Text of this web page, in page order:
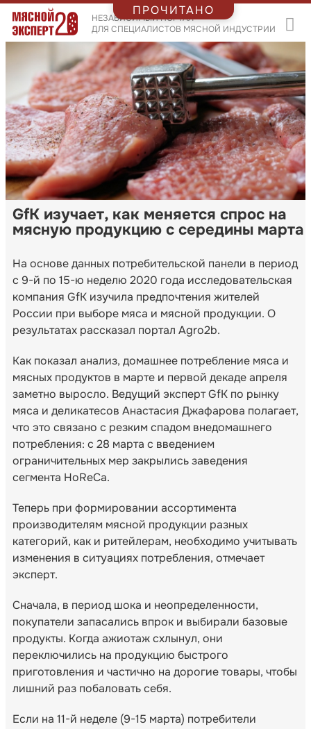
НЕЗАВИСИМЫЙ ПОРТАЛ
ДЛЯ СПЕЦИАЛИСТОВ МЯСНОЙ ИНДУСТРИИ
GfK изучает, как меняется спрос на
мясную продукцию с середины марта
На основе данных потребительской панели в период
с 9-й по 15-ю неделю 2020 года исследовательская
компания GfK изучила предпочтения жителей
России при выборе мяса и мясной продукции. О
результатах рассказал портал Agro2b.
Как показал анализ, домашнее потребление мяса и
мясных продуктов в марте и первой декаде апреля
заметно выросло. Ведущий эксперт GfK по рынку
мяса и деликатесов Анастасия Джафарова полагает,
что это связано с резким спадом внедомашнего
потребления: с 28 марта с введением
ограничительных мер закрылись заведения
сегмента HoReCa.
Теперь при формировании ассортимента
производителям мясной продукции разных
категорий, как и ритейлерам, необходимо учитывать
изменения в ситуациях потребления, отмечает
эксперт.
Сначала, в период шока и неопределенности,
покупатели запасались впрок и выбирали базовые
продукты. Когда ажиотаж схлынул, они
переключились на продукцию быстрого
приготовления и частично на дорогие товары, чтобы
лишний раз побаловать себя.
Если на 11-й неделе (9-15 марта) потребители
ПРОЧИТАНО